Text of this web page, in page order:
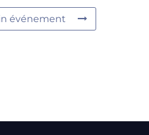
événement